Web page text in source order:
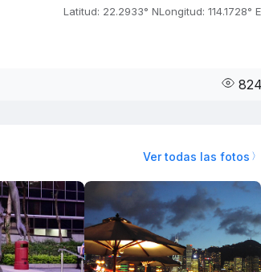
Latitud: 22.2933° NLongitud: 114.1728° E
Ver todas las fotos